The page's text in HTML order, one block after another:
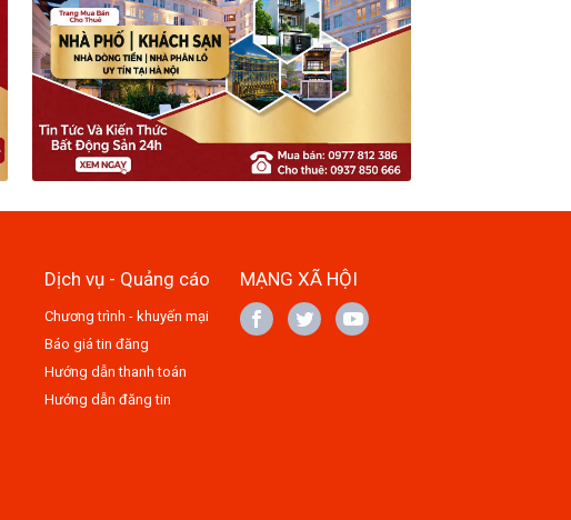
Dịch vụ - Quảng cáo
Chương trình - khuyến mại
Báo giá tin đăng
Hướng dẫn thanh toán
Hướng dẫn đăng tin
MẠNG XÃ HỘI